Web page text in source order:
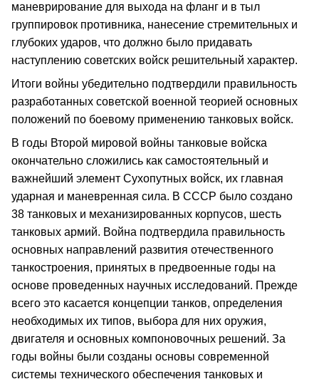
маневрирование для выхода на фланг и в тыл
группировок противника, нанесение стремительных и
глубоких ударов, что должно было придавать
наступлению советских войск решительный характер.
Итоги войны убедительно подтвердили правильность
разработанных советской военной теорией основных
положений по боевому применению танковых войск.
В годы Второй мировой войны танковые войска
окончательно сложились как самостоятельный и
важнейший элемент Сухопутных войск, их главная
ударная и маневренная сила. В СССР было создано
38 танковых и механизированных корпусов, шесть
танковых армий. Война подтвердила правильность
основных направлений развития отечественного
танкостроения, принятых в предвоенные годы на
основе проведенных научных исследований. Прежде
всего это касается концепции танков, определения
необходимых их типов, выбора для них оружия,
двигателя и основных компоновочных решений. За
годы войны были созданы основы современной
системы технического обеспечения танковых и